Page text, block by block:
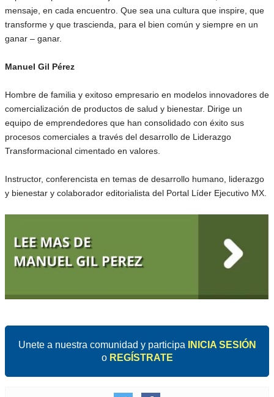
mensaje, en cada encuentro. Que sea una cultura que inspire, que
transforme y que trascienda, para el bien común y siempre en un
ganar – ganar.
Manuel Gil Pérez
Hombre de familia y exitoso empresario en modelos innovadores de
comercialización de productos de salud y bienestar. Dirige un
equipo de emprendedores que han consolidado con éxito sus
procesos comerciales a través del desarrollo de Liderazgo
Transformacional cimentado en valores.
Instructor, conferencista en temas de desarrollo humano, liderazgo
y bienestar y colaborador editorialista del Portal Líder Ejecutivo MX.
Unete a nuestra comunidad y participa
INICIA SESIÓN
o REGÍSTRATE